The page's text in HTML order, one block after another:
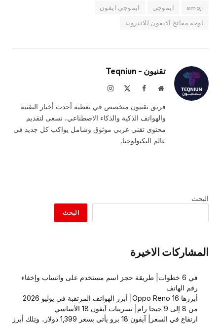
emoji ايموجي
ايموجي ايفون
لوحة مفاتح الايفون للاندرويد
تقنيون - Teqniun
موقعفيسبوك الانستغرام
فريق تقنيون متخصص في تغطية أحدث أخبار التقنية
والهواتف الذكية والذكاء الاصطناعي، نسعى لتقديم
محتوى تقني عربي موثوق وشامل يواكب كل جديد في
عالم التكنولوجيا.
البحث
البحث
المشاركات الاخيرة
في 6 خطوات| طريقة حجز اسم مستخدم على واتساب وإخفاء
رقم الهاتف
أبرزها Oppo Reno 16| أبرز الهواتف المرتقبة في يوليو 2026
من 8 إلى 9 جيجا رام| تسريبات آيفون 18 الأساسي
ارتفاع في السعر| آيفون 18 برو يأتي بسعر 1,399 دولار.. وتِلك أبرز